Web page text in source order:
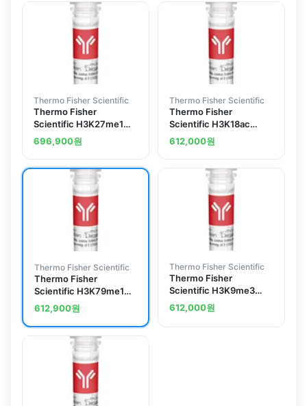
Thermo Fisher Scientific
Thermo Fisher
Scientific H3K27me1
Polyclonal Antibody
696,900원
Thermo Fisher Scientific
Thermo Fisher
Scientific H3K18ac
Polyclonal Antibody
612,000원
Thermo Fisher Scientific
Thermo Fisher
Scientific H3K79me1
Polyclonal Antibody
612,900원
Thermo Fisher Scientific
Thermo Fisher
Scientific H3K9me3
Polyclonal Antibody
612,000원